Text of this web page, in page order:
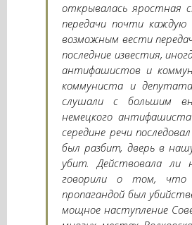
открывалась яростная
передачи почти
возможным вести
последние известия,
антифашистов и
коммуниста и
слушали с большим
немецкого
середине речи
был разбит, дверь в
убит. Действовала ли
говорили о том, что
пропагандой был
мощное наступление